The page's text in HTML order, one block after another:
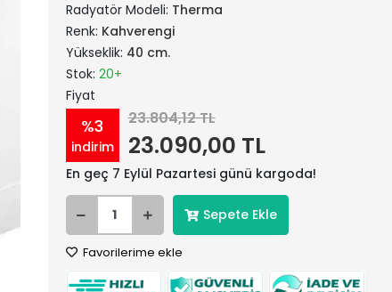
Radyatör Modeli: Therma
Renk: Kahverengi
Yükseklik: 40 cm.
Stok: 20+
Fiyat
%3
indirim
23.804,12 TL
23.090,00 TL
En geç 7 Eylül Pazartesi günü kargoda!
Sepete Ekle
Favorilerime ekle